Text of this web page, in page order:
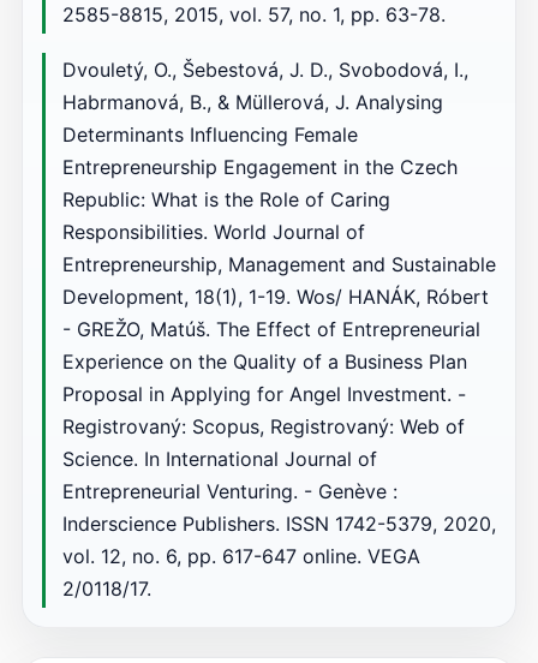
2585-8815, 2015, vol. 57, no. 1, pp. 63-78.
Dvouletý, O., Šebestová, J. D., Svobodová, I.,
Habrmanová, B., & Müllerová, J. Analysing
Determinants Influencing Female
Entrepreneurship Engagement in the Czech
Republic: What is the Role of Caring
Responsibilities. World Journal of
Entrepreneurship, Management and Sustainable
Development, 18(1), 1-19. Wos/ HANÁK, Róbert
- GREŽO, Matúš. The Effect of Entrepreneurial
Experience on the Quality of a Business Plan
Proposal in Applying for Angel Investment. -
Registrovaný: Scopus, Registrovaný: Web of
Science. In International Journal of
Entrepreneurial Venturing. - Genève :
Inderscience Publishers. ISSN 1742-5379, 2020,
vol. 12, no. 6, pp. 617-647 online. VEGA
2/0118/17.